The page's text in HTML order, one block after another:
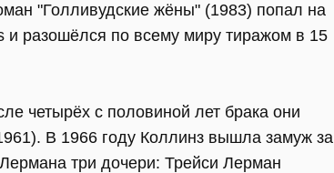
"Голливудские жёны" (1983) попал на
и разошёлся по всему миру тиражом в 15
четырёх с половиной лет брака они
В 1966 году Коллинз вышла замуж за
три дочери: Трейси Лерман